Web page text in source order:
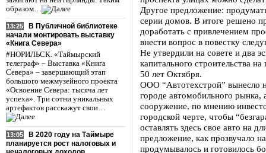
образом…
13:25
В Публичной библиотеке
начали монтировать выставку
«Книга Севера»
#НОРИЛЬСК. «Таймырский
телеграф» – Выставка «Книга
Севера» – завершающий этап
большого межмузейного проекта
«Освоение Севера: тысяча лет
успеха». Три сотни уникальных
артефактов расскажут свои…
13:05
В 2020 году на Таймыре
планируется рост налоговых и
Другое предложение:
серии домов. В итоге решено
доработать с привлечением
внести вопрос в повестку
Не утвердили на совете и два
капитального строительства
50 лет Октября.
ООО “Автотехстрой” вынесло
городе автомобильного
сооружение, по мнению
городской черте, чтобы
оставлять здесь свое авто на
предложение, как прозвучало
продумывалось и готовилось